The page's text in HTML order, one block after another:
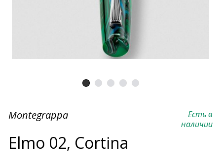
Montegrappa
Elmo 02, Cortina
Есть в
наличии